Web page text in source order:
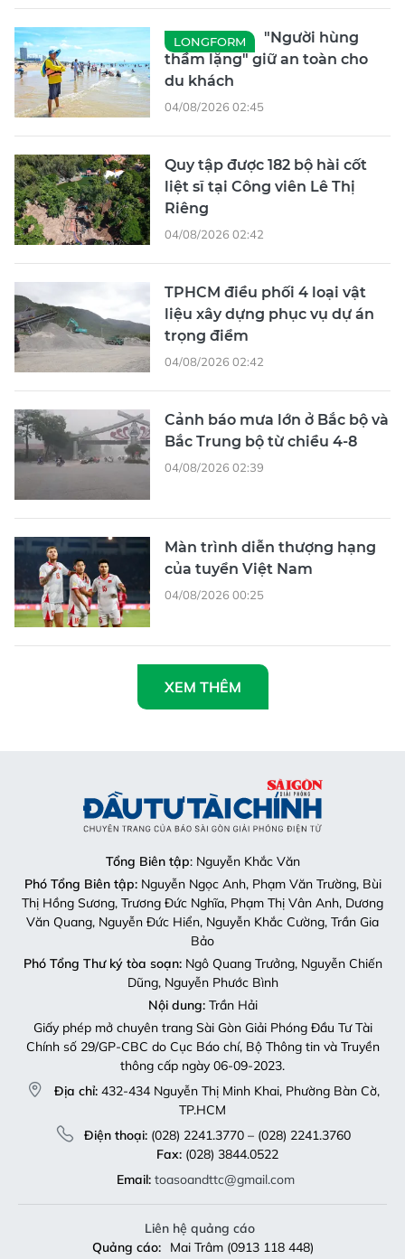
LONGFORM
"Người hùng
thầm lặng" giữ an toàn cho
du khách
04/08/2026 02:45
Quy tập được 182 bộ hài cốt
liệt sĩ tại Công viên Lê Thị
Riêng
04/08/2026 02:42
TPHCM điều phối 4 loại vật
liệu xây dựng phục vụ dự án
trọng điểm
04/08/2026 02:42
Cảnh báo mưa lớn ở Bắc bộ và
Bắc Trung bộ từ chiều 4-8
04/08/2026 02:39
Màn trình diễn thượng hạng
của tuyển Việt Nam
04/08/2026 00:25
XEM THÊM
Tổng Biên tập: Nguyễn Khắc Văn
Phó Tổng Biên tập:Nguyễn Ngọc Anh, Phạm Văn Trường, Bùi
Thị Hồng Sương, Trương Đức Nghĩa, Phạm Thị Vân Anh, Dương
Văn Quang, Nguyễn Đức Hiển, Nguyễn Khắc Cường, Trần Gia
Bảo
Phó Tổng Thư ký tòa soạn:Ngô Quang Trưởng, Nguyễn Chiến
Dũng, Nguyễn Phước Bình
Nội dung:Trần Hải
Giấy phép mở chuyên trang Sài Gòn Giải Phóng Đầu Tư Tài
Chính số 29/GP-CBC do Cục Báo chí, Bộ Thông tin và Truyền
thông cấp ngày 06-09-2023.
Địa chỉ: 432-434 Nguyễn Thị Minh Khai, Phường Bàn Cờ,
TP.HCM
Điện thoại:(028) 2241.3770 – (028) 2241.3760
Fax:(028) 3844.0522
Email: toasoandttc@gmail.com
Liên hệ quảng cáo
Quảng cáo:
Mai Trâm (0913 118 448)